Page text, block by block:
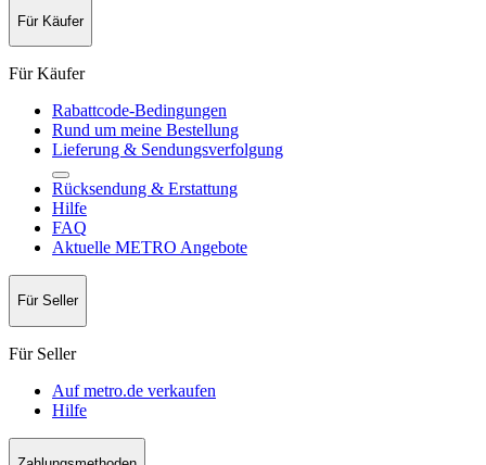
Für Käufer
Für Käufer
Rabattcode-Bedingungen
Rund um meine Bestellung
Lieferung & Sendungsverfolgung
Rücksendung & Erstattung
Hilfe
FAQ
Aktuelle METRO Angebote
Für Seller
Für Seller
Auf metro.de verkaufen
Hilfe